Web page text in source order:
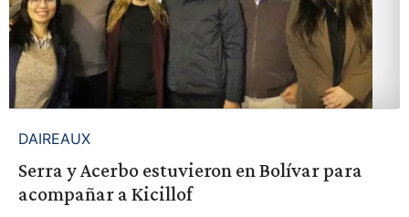
DAIREAUX
Serra y Acerbo estuvieron en Bolívar para
acompañar a Kicillof